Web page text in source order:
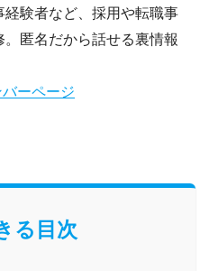
験者など、採用や転職事
匿名だから話せる裏情報
ーページ
る目次